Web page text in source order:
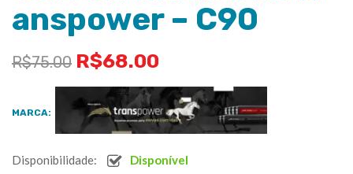
anspower – C90
R$75.00 R$68.00
MARCA:
Disponibilidade: Disponível